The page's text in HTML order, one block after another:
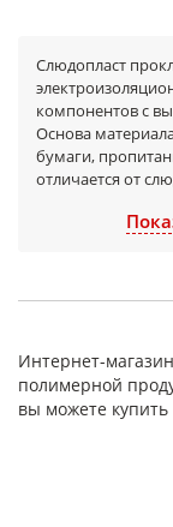
Слюдопласт
компонентов с
Основа
бумаги,
отличается от
слюдинит,
оставьте
материала и его
Описание
Данный
Сначала
Интернет-
полимерной
вы можете